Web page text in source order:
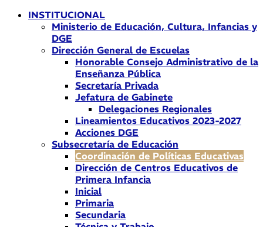
INSTITUCIONAL
Ministerio de Educación, Cultura, Infancias y
DGE
Dirección General de Escuelas
Honorable Consejo Administrativo de la
Enseñanza Pública
Secretaría Privada
Jefatura de Gabinete
Delegaciones Regionales
Lineamientos Educativos 2023-2027
Acciones DGE
Subsecretaría de Educación
Coordinación de Políticas Educativas
Dirección de Centros Educativos de
Primera Infancia
Inicial
Primaria
Secundaria